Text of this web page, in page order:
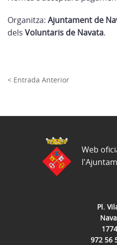
Organitza: Ajuntament de
dels Voluntaris de Navata.
< Entrada Anterior
Pl.
972 56
Web